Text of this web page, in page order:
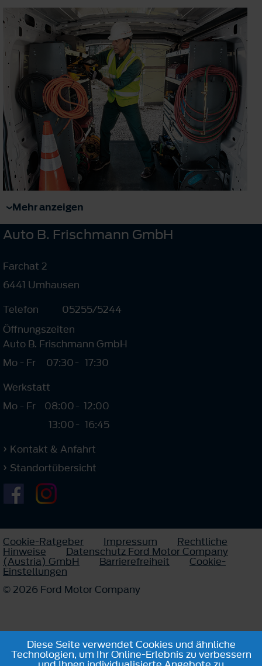
Mehr anzeigen
Auto B. Frischmann GmbH
Farchat 2
6441 Umhausen
Telefon
05255/5244
Öffnungszeiten
Auto B. Frischmann GmbH
Mo - Fr
07:30- 17:30
Werkstatt
Mo - Fr
08:00
13:00
-
-
12:00
16:45
Kontakt & Anfahrt
Standortübersicht
Cookie-Ratgeber Impressum Rechtliche
Hinweise Datenschutz Ford Motor Company
(Austria) GmbH Barrierefreiheit Cookie-
Einstellungen
© 2026 Ford Motor Company
Diese Seite verwendet Cookies und ähnliche
Technologien, um Ihr Online-Erlebnis zu verbessern